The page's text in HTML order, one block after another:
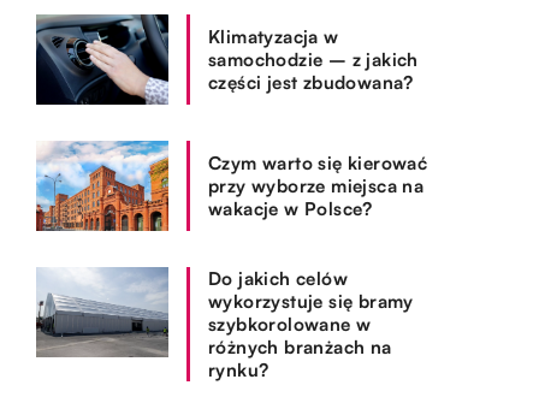
Klimatyzacja w
samochodzie – z jakich
części jest zbudowana?
Czym warto się kierować
przy wyborze miejsca na
wakacje w Polsce?
Do jakich celów
wykorzystuje się bramy
szybkorolowane w
różnych branżach na
rynku?